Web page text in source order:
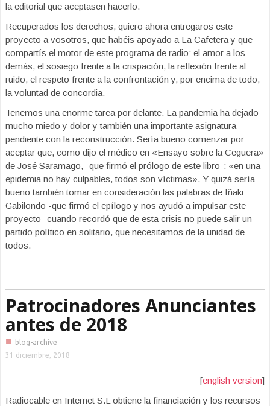
la editorial que aceptasen hacerlo.
Recuperados los derechos, quiero ahora entregaros este
proyecto a vosotros, que habéis apoyado a La Cafetera y que
compartís el motor de este programa de radio: el amor a los
demás, el sosiego frente a la crispación, la reflexión frente al
ruido, el respeto frente a la confrontación y, por encima de todo,
la voluntad de concordia.
Tenemos una enorme tarea por delante. La pandemia ha dejado
mucho miedo y dolor y también una importante asignatura
pendiente con la reconstrucción. Sería bueno comenzar por
aceptar que, como dijo el médico en «Ensayo sobre la Ceguera»
de José Saramago, -que firmó el prólogo de este libro-: «en una
epidemia no hay culpables, todos son víctimas». Y quizá sería
bueno también tomar en consideración las palabras de Iñaki
Gabilondo -que firmó el epílogo y nos ayudó a impulsar este
proyecto- cuando recordó que de esta crisis no puede salir un
partido político en solitario, que necesitamos de la unidad de
todos.
Patrocinadores Anunciantes
antes de 2018
■
blog-archive
31 diciembre, 2018
[english version]
Radiocable en Internet S.L obtiene la financiación y los recursos